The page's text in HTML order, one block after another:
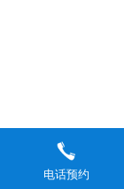
电话预约